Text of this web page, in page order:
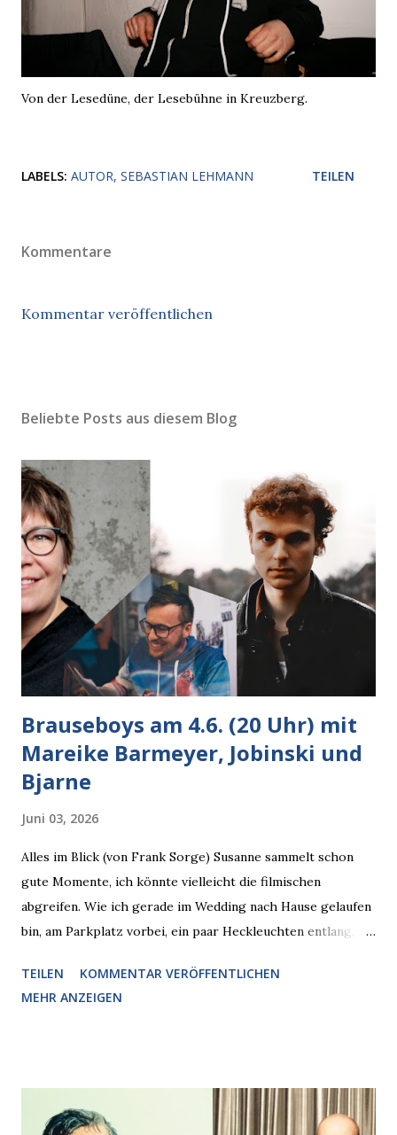
Von der Lesedüne, der Lesebühne in Kreuzberg.
LABELS: AUTOR SEBASTIAN LEHMANN TEILEN
Kommentare
Kommentar veröffentlichen
Beliebte Posts aus diesem Blog
Brauseboys am 4.6. (20 Uhr) mit
Mareike Barmeyer, Jobinski und
Bjarne
Juni 03, 2026
Alles im Blick (von Frank Sorge) Susanne sammelt schon
gute Momente, ich könnte vielleicht die filmischen
abgreifen. Wie ich gerade im Wedding nach Hause gelaufen
bin, am Parkplatz vorbei, ein paar Heckleuchten entlang, als
den Blick kam, mit verlockend frisch leuchtenden
Pizzastücken. Von links pirschte sich eine Krähe an das
Krähe und ihn an, er die Krähe und mich, wir lächelten
gleichzeitig amüsiert. “Vorsicht!”, sagte ich zu ihm, “im
TEILEN
KOMMENTAR VERÖFFENTLICHEN
MEHR ANZEIGEN